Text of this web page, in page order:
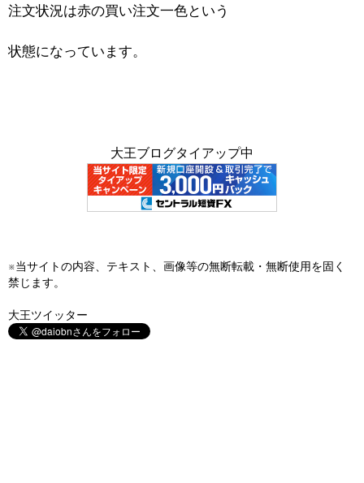
注文状況は赤の買い注文一色という
状態になっています。
大王ブログタイアップ中
※当サイトの内容、テキスト、画像等の無断転載・無断使用を固く
禁じます。
大王ツイッター